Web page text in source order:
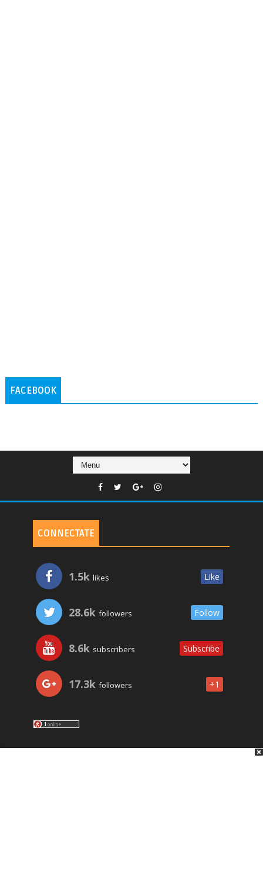
FACEBOOK
CONNECTATE
1.5k likes Like
28.6k followers Follow
8.6k subscribers Subscribe
17.3k followers +1